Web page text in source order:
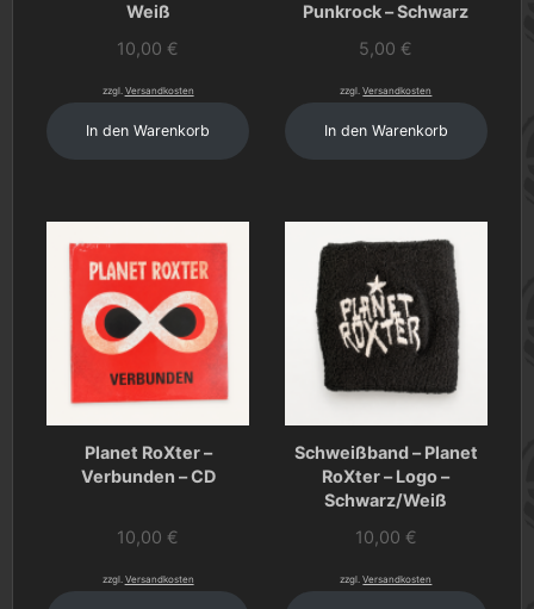
Weiß
10,00 €
zzgl. Versandkosten
In den Warenkorb
Punkrock – Schwarz
5,00 €
zzgl.Versandkosten
In den Warenkorb
Planet RoXter –
Verbunden – CD
10,00 €
zzgl. Versandkosten
Schweißband – Planet
RoXter – Logo –
Schwarz/Weiß
10,00 €
zzgl.Versandkosten